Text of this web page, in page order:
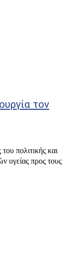
τον
πολιτικής και
υγείας προς τους